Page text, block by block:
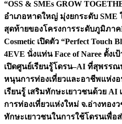
“OSS & SMEs GROW
อำเภอหาดใหญ่ มุ่งยกระดับ SME
สุดท้ายของโครงการระดับภูมิภาค
Cosmetic เปิดตัว “Perfect Touch
4EVE นั่งแท่น Face of Naree ตั้งเ
เปิดศูนย์เรียนรู้โดรน–AI ที่สุพรร
หนุนการท่องเที่ยวและอาชีพแห่ง
เรียนรู้ เสริมทักษะเยาวชนด้วย AI
การท่องเที่ยวแห่งใหม่ จ.อ่างทองว
ทักษะเยาวชนในการใช้โดรนเพื่อ